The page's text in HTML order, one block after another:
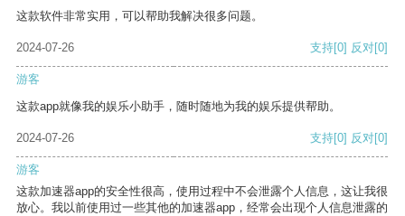
这款软件非常实用，可以帮助我解决很多问题。
2024-07-26 支持[0] 反对[0]
游客
这款app就像我的娱乐小助手，随时随地为我的娱乐提供帮助。
2024-07-26 支持[0] 反对[0]
游客
这款加速器app的安全性很高，使用过程中不会泄露个人信息，这让我很
放心。我以前使用过一些其他的加速器app，经常会出现个人信息泄露的